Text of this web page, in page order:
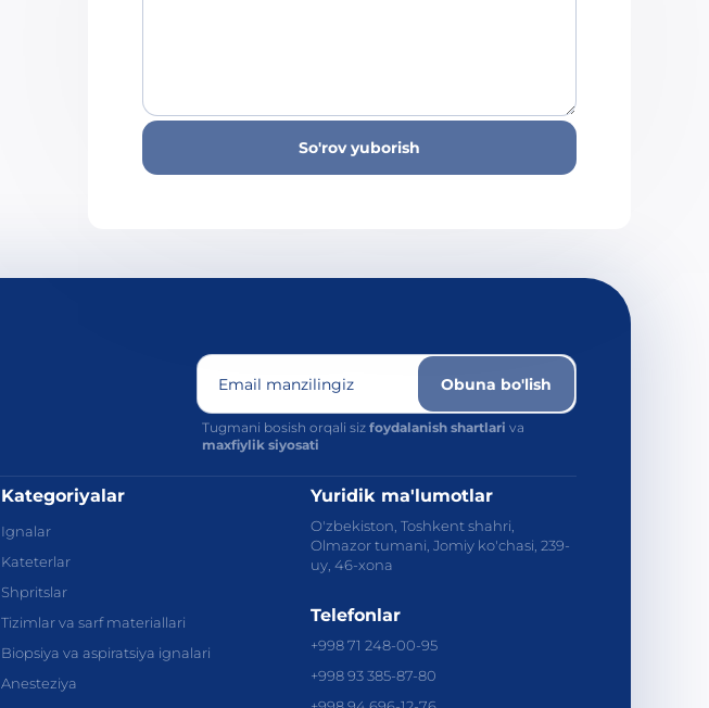
So'rov yuborish
Email manzilingiz Obuna bo'lish
Tugmani bosish orqali siz foydalanish shartlari va
maxfiylik siyosati
Kategoriyalar
Ignalar
Kateterlar
Shpritslar
Tizimlar va sarf materiallari
Biopsiya va aspiratsiya ignalari
Anesteziya
Yuridik ma'lumotlar
O'zbekiston, Toshkent shahri,
Olmazor tumani, Jomiy ko'chasi, 239-
uy, 46-xona
Telefonlar
+998 71 248-00-95
+998 93 385-87-80